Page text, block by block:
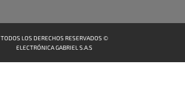
TODOS LOS DERECHOS RESERVADOS ©
ELECTRÓNICA GABRIEL S.A.S